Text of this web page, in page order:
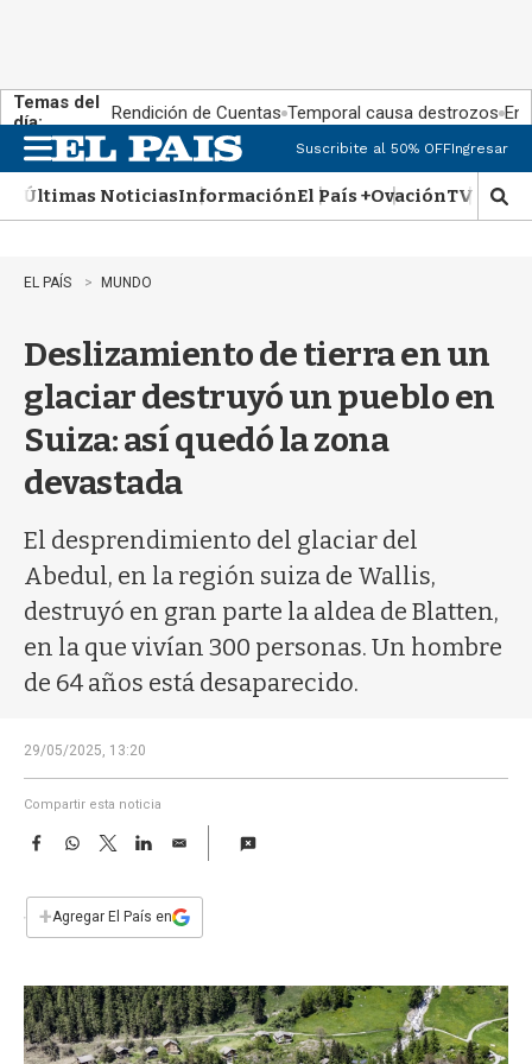
Temas del
día:
Rendición de Cuentas Temporal causa destrozos En
n
u
Suscribite al 50% OFFIngresar
Últimas NoticiasInformaciónEl País +OvaciónTV Show
M
o
EL PAÍS MUNDO
Deslizamiento de tierra en un
glaciar destruyó un pueblo en
Suiza: así quedó la zona
devastada
El desprendimiento del glaciar del
Abedul, en la región suiza de Wallis,
destruyó en gran parte la aldea de Blatten,
en la que vivían 300 personas. Un hombre
de 64 años está desaparecido.
29/05/2025, 13:20
Compartir esta noticia
F
e
b
k
W
s
p
T
w
t
L
n
E
i
l
+Agregar El País en